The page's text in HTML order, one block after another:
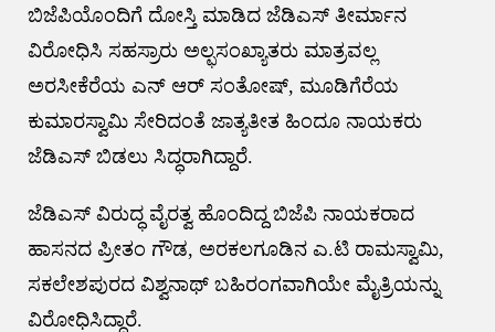
ಬಿಜೆಪಿಯೊಂದಿಗೆ ದೋಸ್ತಿ ಮಾಡಿದ ಜೆಡಿಎಸ್ ತೀರ್ಮಾನ
ವಿರೋಧಿಸಿ ಸಹಸ್ರಾರು ಅಲ್ಫಸಂಖ್ಯಾತರು ಮಾತ್ರವಲ್ಲ
ಅರಸೀಕೆರೆಯ ಎನ್ ಆರ್ ಸಂತೋಷ್, ಮೂಡಿಗೆರೆಯ
ಕುಮಾರಸ್ವಾಮಿ ಸೇರಿದಂತೆ ಜಾತ್ಯತೀತ ಹಿಂದೂ ನಾಯಕರು
ಜೆಡಿಎಸ್ ಬಿಡಲು ಸಿದ್ಧರಾಗಿದ್ದಾರೆ.
ಜೆಡಿಎಸ್ ವಿರುದ್ಧ ವೈರತ್ವ ಹೊಂದಿದ್ದ ಬಿಜೆಪಿ ನಾಯಕರಾದ
ಹಾಸನದ ಪ್ರೀತಂ ಗೌಡ, ಅರಕಲಗೂಡಿನ ಎ.ಟಿ ರಾಮಸ್ವಾಮಿ,
ಸಕಲೇಶಪುರದ ವಿಶ್ವನಾಥ್ ಬಹಿರಂಗವಾಗಿಯೇ ಮೈತ್ರಿಯನ್ನು
ವಿರೋಧಿಸಿದ್ದಾರೆ.